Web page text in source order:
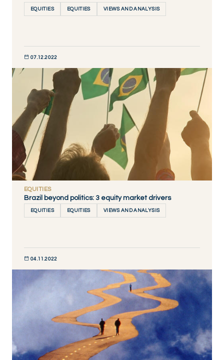
EQUITIES EQUITIES VIEWS AND ANALYSIS
07.12.2022
DÉCOUVRIR MAINTENANT
EQUITIES
Brazil beyond politics: 3 equity market drivers
EQUITIES EQUITIES VIEWS AND ANALYSIS
04.11.2022
DÉCOUVRIR MAINTENANT